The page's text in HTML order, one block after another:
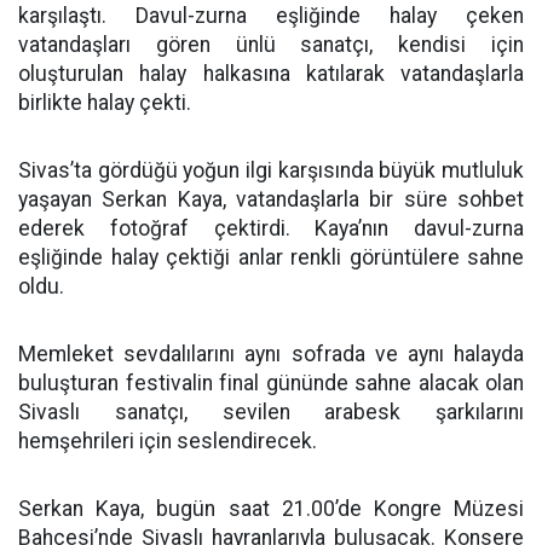
karşılaştı. Davul-zurna eşliğinde halay çeken
vatandaşları gören ünlü sanatçı, kendisi için
oluşturulan halay halkasına katılarak vatandaşlarla
birlikte halay çekti.
Sivas’ta gördüğü yoğun ilgi karşısında büyük mutluluk
yaşayan Serkan Kaya, vatandaşlarla bir süre sohbet
ederek fotoğraf çektirdi. Kaya’nın davul-zurna
eşliğinde halay çektiği anlar renkli görüntülere sahne
oldu.
Memleket sevdalılarını aynı sofrada ve aynı halayda
buluşturan festivalin final gününde sahne alacak olan
Sivaslı sanatçı, sevilen arabesk şarkılarını
hemşehrileri için seslendirecek.
Serkan Kaya, bugün saat 21.00’de Kongre Müzesi
Bahçesi’nde Sivaslı hayranlarıyla buluşacak. Konsere